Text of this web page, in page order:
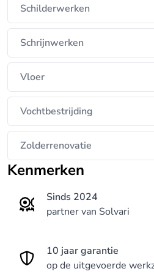
Schilderwerken
Schrijnwerken
Vloer
Vochtbestrijding
Zolderrenovatie
Kenmerken
Sinds 2024
partner van Solvari
10 jaar garantie
op de uitgevoerde